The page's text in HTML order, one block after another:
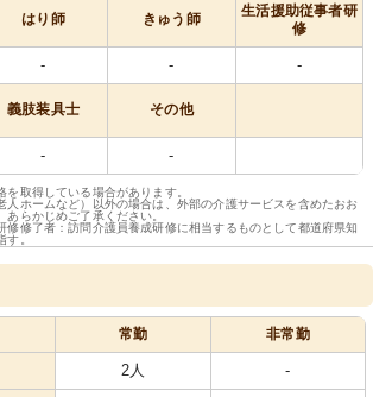
はり師 きゅう師
生活援助従事者研
修
- - -
義肢装具士 その他
- -
取得している場合があります。
ホームなど）以外の場合は、外部の介護サービスを含めたおお
らかじめご了承ください。
修了者：訪問介護員養成研修に相当するものとして都道府県知
。
常勤 非常勤
2人 -